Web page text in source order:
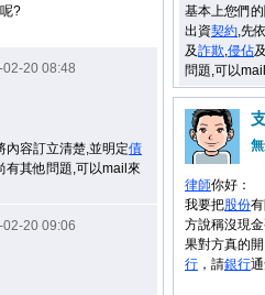
基本上您們
出資契約,先
及詐欺,侵佔
問題,可以
?
02-20 08:48
內容訂立清楚,並明定債
有其他問題,可以mail來
02-20 09:06
律師你好：
我要把股份
方說稱沒現
果對方真的
行 ，請銀行